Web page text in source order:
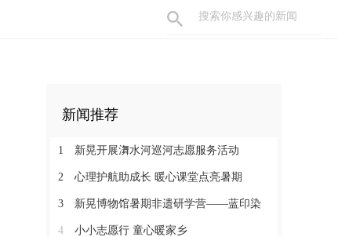
新闻推荐
1 新晃开展㵲水河巡河志愿服务活动
2 心理护航助成长 暖心课堂点亮暑期
3 新晃博物馆暑期非遗研学营——蓝印染
4 小小志愿行 童心暖家乡